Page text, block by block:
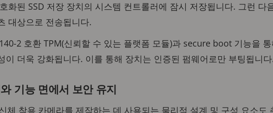
화된 SSD 저장 장치의 시스템 컨트롤러에 잠시 저장됩니다. 그런 다
대상으로 전송됩니다.
2 호환 TPM(신뢰할 수 있는 플랫폼 모듈)과 secure boot 기능을
이 더욱 강화됩니다. 이를 통해 장치는 인증된 펌웨어로만 부팅됩니
기능 면에서 보안 유지
체 착용 카메라를 제작하는 데 사용되는 물리적 설계 및 구성 요소도